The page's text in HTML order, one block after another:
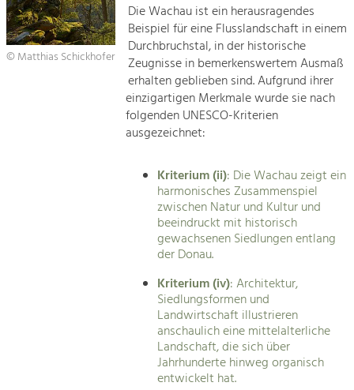
© Matthias Schickhofer
Die Wachau ist ein herausragendes
Beispiel für eine Flusslandschaft in einem
Durchbruchstal, in der historische
Zeugnisse in bemerkenswertem Ausmaß
erhalten geblieben sind. Aufgrund ihrer
einzigartigen Merkmale wurde sie nach
folgenden UNESCO-Kriterien
ausgezeichnet:
Kriterium (ii): Die Wachau zeigt ein
harmonisches Zusammenspiel
zwischen Natur und Kultur und
beeindruckt mit historisch
gewachsenen Siedlungen entlang
der Donau.
Kriterium (iv): Architektur,
Siedlungsformen und
Landwirtschaft illustrieren
anschaulich eine mittelalterliche
Landschaft, die sich über
Jahrhunderte hinweg organisch
entwickelt hat.